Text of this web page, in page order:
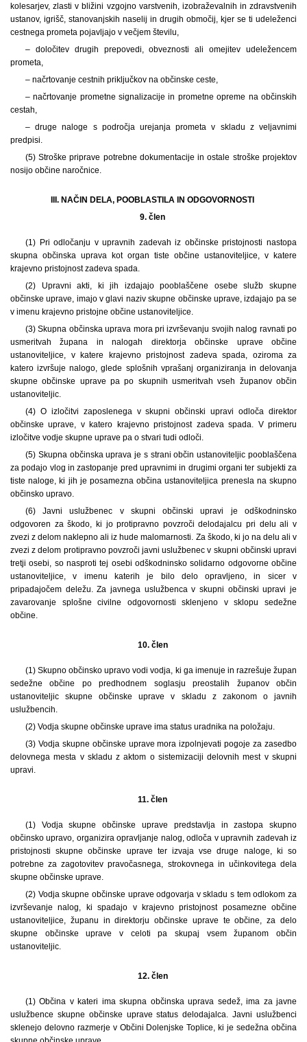
kolesarjev, zlasti v bližini vzgojno varstvenih, izobraževalnih in zdravstvenih
ustanov, igrišč, stanovanjskih naselij in drugih območij, kjer se ti udeleženci
cestnega prometa pojavljajo v večjem številu,
– določitev drugih prepovedi, obveznosti ali omejitev udeležencem
prometa,
– načrtovanje cestnih priključkov na občinske ceste,
– načrtovanje prometne signalizacije in prometne opreme na občinskih
cestah,
– druge naloge s področja urejanja prometa v skladu z veljavnimi
predpisi.
(5) Stroške priprave potrebne dokumentacije in ostale stroške projektov
nosijo občine naročnice.
III. NAČIN DELA, POOBLASTILA IN ODGOVORNOSTI
9. člen
(1) Pri odločanju v upravnih zadevah iz občinske pristojnosti nastopa
skupna občinska uprava kot organ tiste občine ustanoviteljice, v katere
krajevno pristojnost zadeva spada.
(2) Upravni akti, ki jih izdajajo pooblaščene osebe služb skupne
občinske uprave, imajo v glavi naziv skupne občinske uprave, izdajajo pa se
v imenu krajevno pristojne občine ustanoviteljice.
(3) Skupna občinska uprava mora pri izvrševanju svojih nalog ravnati po
usmeritvah župana in nalogah direktorja občinske uprave občine
ustanoviteljice, v katere krajevno pristojnost zadeva spada, oziroma za
katero izvršuje nalogo, glede splošnih vprašanj organiziranja in delovanja
skupne občinske uprave pa po skupnih usmeritvah vseh županov občin
ustanoviteljic.
(4) O izločitvi zaposlenega v skupni občinski upravi odloča direktor
občinske uprave, v katero krajevno pristojnost zadeva spada. V primeru
izločitve vodje skupne uprave pa o stvari tudi odloči.
(5) Skupna občinska uprava je s strani občin ustanoviteljic pooblaščena
za podajo vlog in zastopanje pred upravnimi in drugimi organi ter subjekti za
tiste naloge, ki jih je posamezna občina ustanoviteljica prenesla na skupno
občinsko upravo.
(6) Javni uslužbenec v skupni občinski upravi je odškodninsko
odgovoren za škodo, ki jo protipravno povzroči delodajalcu pri delu ali v
zvezi z delom naklepno ali iz hude malomarnosti. Za škodo, ki jo na delu ali v
zvezi z delom protipravno povzroči javni uslužbenec v skupni občinski upravi
tretji osebi, so nasproti tej osebi odškodninsko solidarno odgovorne občine
ustanoviteljice, v imenu katerih je bilo delo opravljeno, in sicer v
pripadajočem deležu. Za javnega uslužbenca v skupni občinski upravi je
zavarovanje splošne civilne odgovornosti sklenjeno v sklopu sedežne
občine.
10. člen
(1) Skupno občinsko upravo vodi vodja, ki ga imenuje in razrešuje župan
sedežne občine po predhodnem soglasju preostalih županov občin
ustanoviteljic skupne občinske uprave v skladu z zakonom o javnih
uslužbencih.
(2) Vodja skupne občinske uprave ima status uradnika na položaju.
(3) Vodja skupne občinske uprave mora izpolnjevati pogoje za zasedbo
delovnega mesta v skladu z aktom o sistemizaciji delovnih mest v skupni
upravi.
11. člen
(1)
Vodja skupne občinske uprave predstavlja in zastopa skupno
občinsko upravo, organizira opravljanje nalog, odloča v upravnih zadevah iz
pristojnosti skupne občinske uprave ter izvaja vse druge naloge, ki so
potrebne za zagotovitev pravočasnega, strokovnega in učinkovitega dela
skupne občinske uprave.
(2) Vodja skupne občinske uprave odgovarja v skladu s tem odlokom za
izvrševanje nalog, ki spadajo v krajevno pristojnost posamezne občine
ustanoviteljice, županu in direktorju občinske uprave te občine, za delo
skupne občinske uprave v celoti pa skupaj vsem županom občin
ustanoviteljic.
12. člen
(1) Občina v kateri ima skupna občinska uprava sedež, ima za javne
uslužbence skupne občinske uprave status delodajalca. Javni uslužbenci
sklenejo delovno razmerje v Občini Dolenjske Toplice, ki je sedežna občina